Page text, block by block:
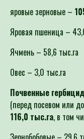
яровые зерновые –
Яровая пшеница –
Ячмень – 58,6 тыс.га
Овес – 3,0 тыс.га
Почвенные
(перед посевом или
116,0тыс.га, в том
Зернобобовые – 29,6